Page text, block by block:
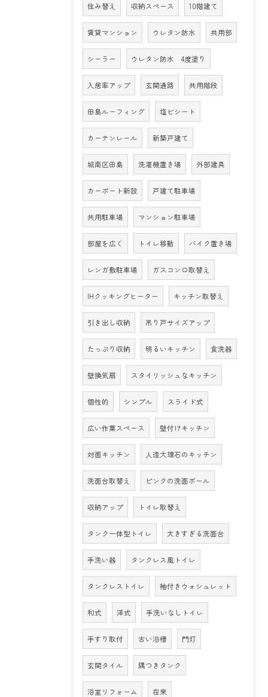
住み替え 収納スペース 10階建て
賃貸マンション ウレタン防水 共用部
シーラー ウレタン防水 4度塗り
入居率アップ 玄関通路 共用階段
田島ルーフィング 塩ビシート
カーテンレール 新築戸建て
城南区田島 洗濯機置き場 外部建具
カーポート新設 戸建て駐車場
共用駐車場 マンション駐車場
部屋を広く トイレ移動 バイク置き場
レンガ敷駐車場 ガスコンロ取替え
IHクッキングヒーター キッチン取替え
引き出し収納 吊り戸サイズアップ
たっぷり収納 明るいキッチン 食洗器
壁換気扇 スタイリッシュなキッチン
個性的 シンプル スライド式
広い作業スペース 壁付けキッチン
対面キッチン 人造大理石のキッチン
洗面台取替え ピンクの洗面ボール
収納アップ トイレ取替え
タンク一体型トイレ 大きすぎる洗面台
手洗い器 タンクレス風トイレ
タンクレストイレ 袖付きウォシュレット
和式 洋式 手洗いなしトイレ
手すり取付 古い浴槽 門灯
玄関タイル 隅つきタンク
浴室リフォーム 在来